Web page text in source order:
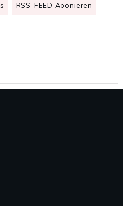
RSS-FEED Abonieren